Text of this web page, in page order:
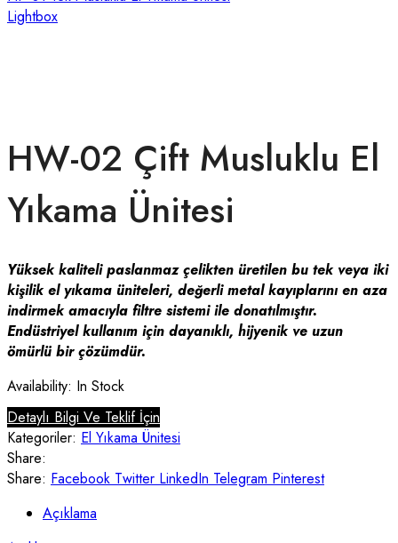
Lightbox
HW-02 Çift Musluklu El
Yıkama Ünitesi
Yüksek kaliteli paslanmaz çelikten üretilen bu tek veya iki
kişilik el yıkama üniteleri, değerli metal kayıplarını en aza
indirmek amacıyla filtre sistemi ile donatılmıştır.
Endüstriyel kullanım için dayanıklı, hijyenik ve uzun
ömürlü bir çözümdür.
Availability: In Stock
Detaylı Bilgi Ve Teklif İçin
Kategoriler: El Yıkama Ünitesi
Share:
Share: Facebook Twitter LinkedIn Telegram Pinterest
Açıklama